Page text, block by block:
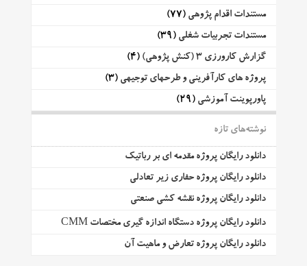
مستندات اقدام پژوهی (77)
مستندات تجربیات شغلی (39)
گزارش کارورزی 3 (کنش پژوهی)
(4)
پروژه های کارآفرینی و طرحهای توجیهی (3)
پاورپوینت آموزشی (29)
نوشته‌های تازه
دانلود رایگان پروژه مقدمه ای بر رباتیک
دانلود رایگان پروژه حفاری زیر تعادلی
دانلود رایگان پروژه نقشه کشی صنعتی
دانلود رایگان پروژه دستگاه اندازه گیری مختصات CMM
دانلود رایگان پروژه تعارض و ماهیت آن